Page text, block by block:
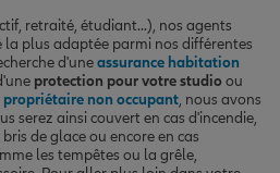
retraité, étudiant...), nos agents
plus adaptée parmi nos différentes
d'uneassurance habitation
protection pour votre studio ou
propriétaire non occupant, nous avons
serez ainsi couvert en cas d'incendie,
de glace ou encore en cas
les tempêtes ou la grêle,